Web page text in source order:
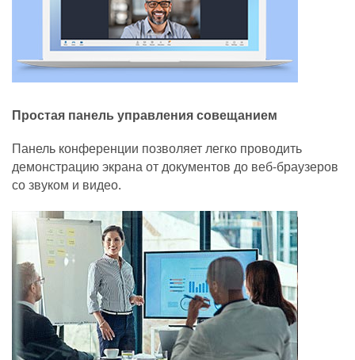
Простая панель управления совещанием
Панель конференции позволяет легко проводить
демонстрацию экрана от документов до веб-браузеров
со звуком и видео.